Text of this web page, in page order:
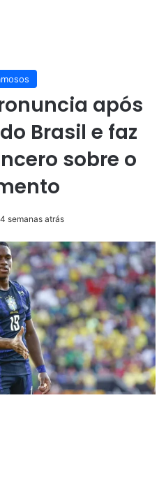
após
Brasil e faz
sobre o
4 semanas atrás